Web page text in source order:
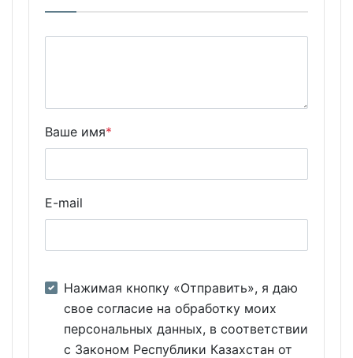
Ваше имя*
E-mail
Нажимая кнопку «Отправить», я даю
свое согласие на обработку моих
персональных данных, в соответствии
с Законом Республики Казахстан от